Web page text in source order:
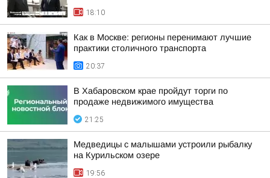
18:10
Как в Москве: регионы перенимают лучшие
практики столичного транспорта
20:37
В Хабаровском крае пройдут торги по
продаже недвижимого имущества
21:25
Медведицы с малышами устроили рыбалку
на Курильском озере
19:56